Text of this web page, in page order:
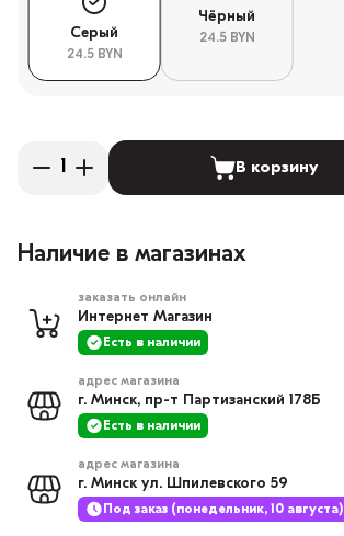
Серый
24.5 BYN
Чёрный
24.5 BYN
В корзину
Наличие в магазинах
заказать онлайн
Интернет Магазин
Есть в наличии
адрес магазина
г. Минск, пр-т Партизанский 178Б
Есть в наличии
адрес магазина
г. Минск ул. Шпилевского 59
Под заказ (понедельник, 10 августа)